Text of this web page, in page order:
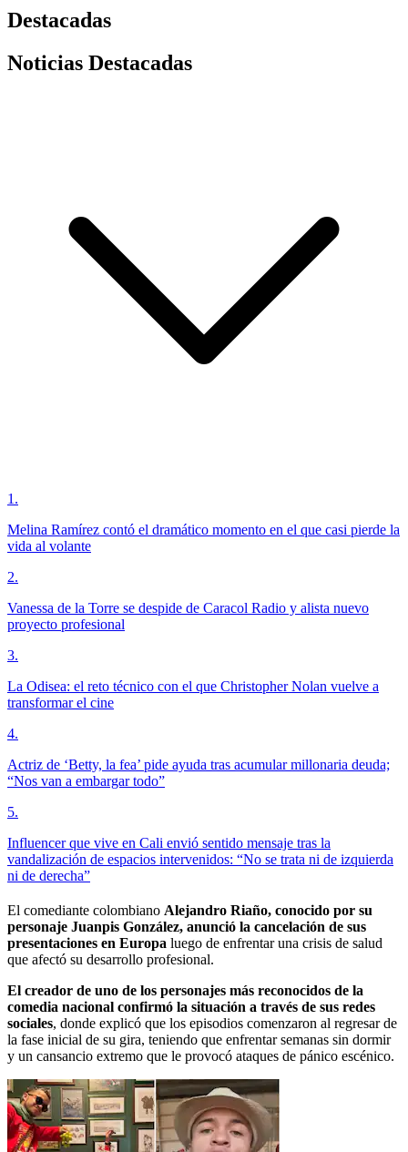
Destacadas
Noticias Destacadas
1 .
Melina Ramírez contó el dramático momento en el que casi pierde la
vida al volante
2.
Vanessa de la Torre se despide de Caracol Radio y alista nuevo
proyecto profesional
3.
La Odisea: el reto técnico con el que Christopher Nolan vuelve a
transformar el cine
4.
Actriz de ‘Betty, la fea’ pide ayuda tras acumular millonaria deuda;
“Nos van a embargar todo”
5.
Influencer que vive en Cali envió sentido mensaje tras la
vandalización de espacios intervenidos: “No se trata ni de izquierda
ni de derecha”
El comediante colombiano Alejandro Riaño, conocido por su
personaje Juanpis González, anunció la cancelación de sus
presentaciones en Europa luego de enfrentar una crisis de salud
que afectó su desarrollo profesional.
El creador de uno de los personajes más reconocidos de la
comedia nacional confirmó la situación a través de sus redes
sociales, donde explicó que los episodios comenzaron al regresar de
la fase inicial de su gira, teniendo que enfrentar semanas sin dormir
y un cansancio extremo que le provocó ataques de pánico escénico.